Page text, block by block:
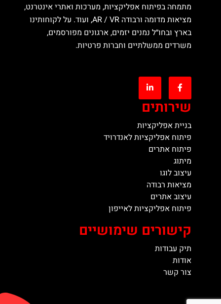
מתמחה בפיתוח אפליקציות, מערכות ואתרי אינטרנט,
מציאות מדומה ורבודה AR / VR, ועוד. על לקוחותינו
בארץ ובחו״ל נמנים יזמים, ארגונים מפורסמים,
משרדים ממשלתיים וחברות פרטיות.
שירותים
בניית אפליקציות
פיתוח אפליקציות לאנדרויד
פיתוח אתרים
מיתוג
עיצוב לוגו
מציאות רבודה
עיצוב אתרים
פיתוח אפליקציות לאייפון
קישורים שימושיים
תיק עבודות
אודות
צור קשר